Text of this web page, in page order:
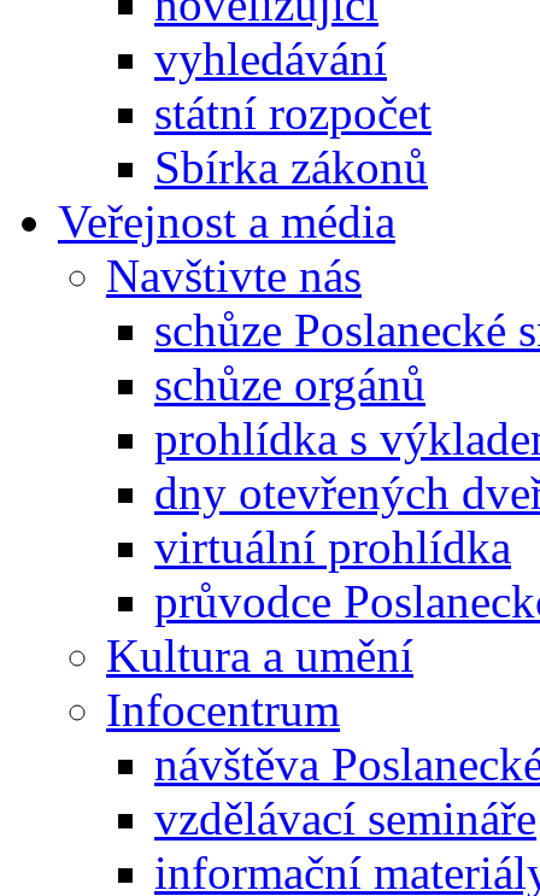
vyhledávání
státní rozpočet
Sbírka zákonů
Veřejnost a média
Navštivte nás
schůze Poslanecké
schůze orgánů
prohlídka s
dny otevřených
virtuální prohlídka
průvodce
Kultura a umění
Infocentrum
návštěva
vzdělávací semináře
informační